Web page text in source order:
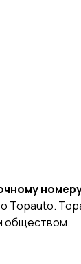
обществом.